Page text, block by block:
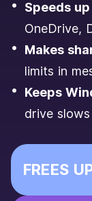
Speeds
OneDrive,
Makes
limits in
Keeps
drive
FREES